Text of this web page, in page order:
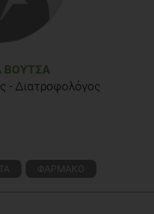
"The grapefruit-drug
Am Fam Physician 76 (2):
ΒΟΥΤΣΆ
- Διατροφολόγος
ΦΑΡΜΑΚΟ